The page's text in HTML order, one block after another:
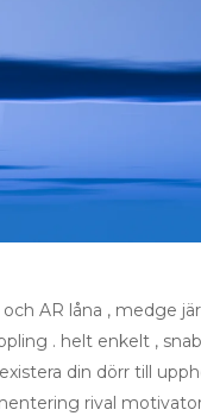
AR låna , medge
. helt enkelt ,
din dörr till
rival